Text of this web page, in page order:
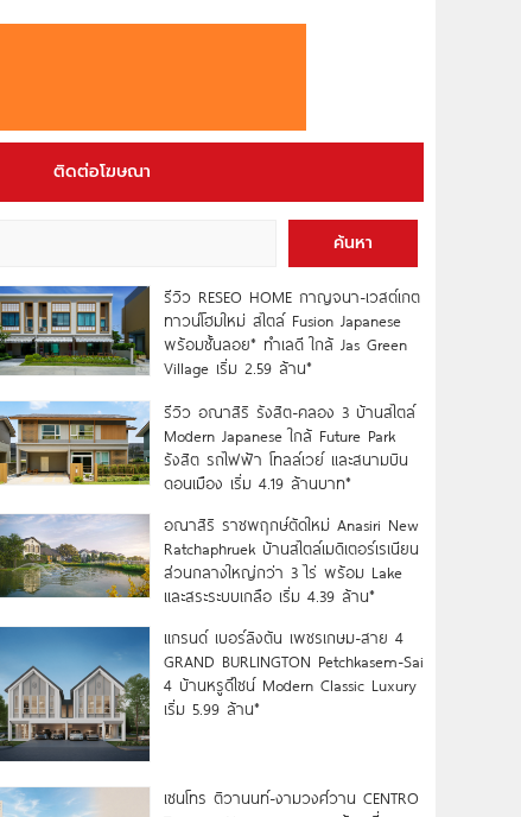
ติดต่อโฆษณา
ค้นหา
รีวิว RESEO HOME กาญจนา-เวสต์เกต
ทาวน์โฮมใหม่ สไตล์ Fusion Japanese
พร้อมชั้นลอย* ทำเลดี ใกล้ Jas Green
Village เริ่ม 2.59 ล้าน*
รีวิว อณาสิริ รังสิต-คลอง 3 บ้านสไตล์
Modern Japanese ใกล้ Future Park
รังสิต รถไฟฟ้า โทลล์เวย์ และสนามบิน
ดอนเมือง เริ่ม 4.19 ล้านบาท*
อณาสิริ ราชพฤกษ์ตัดใหม่ Anasiri New
Ratchaphruek บ้านสไตล์เมดิเตอร์เรเนียน
ส่วนกลางใหญ่กว่า 3 ไร่ พร้อม Lake
และสระระบบเกลือ เริ่ม 4.39 ล้าน*
แกรนด์ เบอร์ลิงตัน เพชรเกษม-สาย 4
GRAND BURLINGTON Petchkasem-Sai
4 บ้านหรูดีไซน์ Modern Classic Luxury
เริ่ม 5.99 ล้าน*
เซนโทร ติวานนท์-งามวงศ์วาน CENTRO